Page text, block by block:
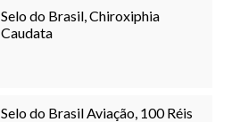
Selo do Brasil, Chiroxiphia
Caudata
Selo do Brasil Aviação, 100 Réis